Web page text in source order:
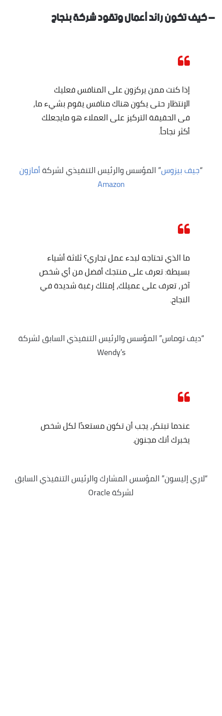
– كيف تكون رائد أعمال وتقود شركة بنجاح
إذا كنت ممن يركزون على المنافس فعليك
الإنتظار حتى يكون هناك منافس يقوم بشيء ما،
فى الحقيقة التركيز على العملاء هو مايجعلك
أكثر نجاحاً.
“جيف بيزوس” المؤسس والرئيس التنفيذي لشركةأمازون
Amazon
ما الذي تحتاجه لبدء عمل تجاري؟ ثلاثة أشياء
بسيطة: تعرف على منتجك أفضل من أي شخص
آخر، تعرف على عميلك، إمتلك رغبة شديدة في
النجاح.
“ديف توماس” المؤسس والرئيس التنفيذي السابق لشركة
Wendy’s
عندما تبتكر، يجب أن تكون مستعدًا لكل شخص
يخبرك أنك مجنون.
“لاري إليسون” المؤسس المشارك والرئيس التنفيذي السابق
لشركة Oracle